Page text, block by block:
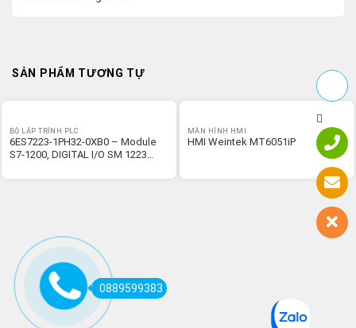
SẢN PHẨM TƯƠNG TỰ
BỘ LẬP TRÌNH PLC
6ES7223-1PH32-0XB0 – Module
S7-1200, DIGITAL I/O SM 1223
MÀN HÌNH HMI
HMI Weintek MT6051iP
0889599383